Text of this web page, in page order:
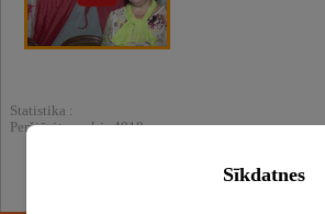
Statistika :
Peržiūrėta prekė: 4018
Sīkdatnes